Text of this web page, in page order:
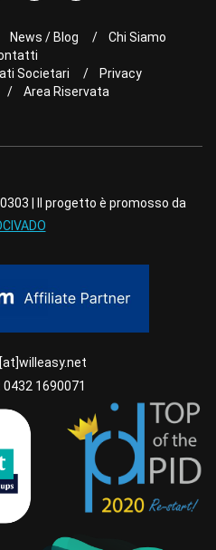
News / Blog
Chi Siamo
Societari
Privacy
Area Riservata
| Il progetto è promosso da
0432 1690071